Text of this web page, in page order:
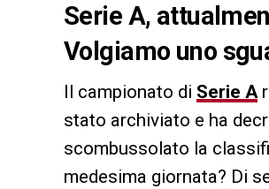
Serie A,
Volgiamo uno
Il campionato di Serie A
stato archiviato e ha
scombussolato la
medesima giornata? Di